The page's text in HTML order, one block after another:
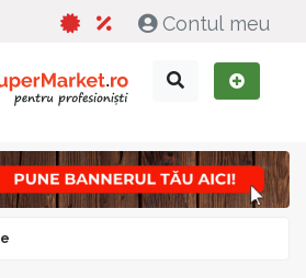
Contul meu